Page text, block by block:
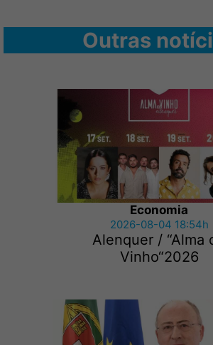
Outras
Economia
2026-08-04 18:54h
Alenquer / “Alma
Vinho“2026